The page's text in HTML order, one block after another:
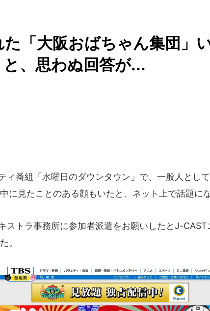
「大阪おばちゃん集団」
、思わぬ回答が...
ィ番組「水曜日のダウンタウン」で、一般人とし
に見たことのある顔もいたと、ネット上で話題に
ストラ事務所に参加者派遣をお願いしたとJ-CAST
。